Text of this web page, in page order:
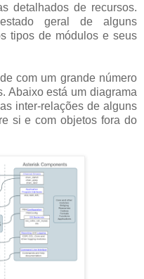
detalhados de recursos.
geral de alguns
tipos de módulos e seus
com um grande número
Abaixo está um diagrama
inter-relações de alguns
si e com objetos fora do